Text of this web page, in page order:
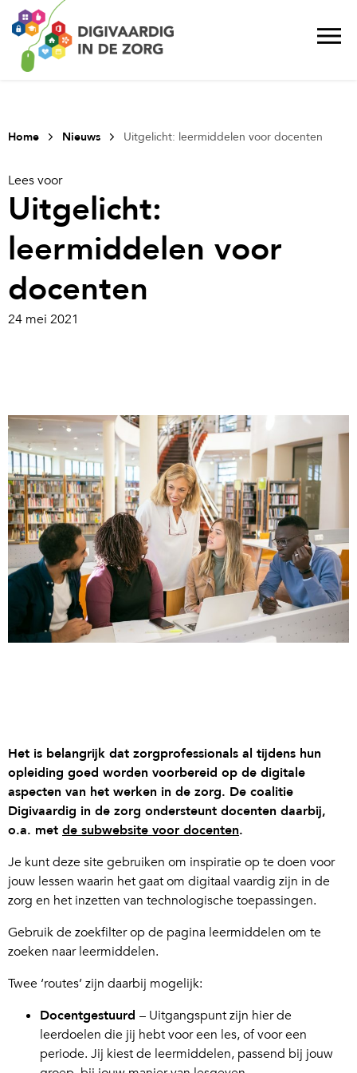
Home Nieuws Uitgelicht: leermiddelen voor docenten
Lees voor
Uitgelicht:
leermiddelen voor
docenten
24 mei 2021
Het is belangrijk dat zorgprofessionals al tijdens hun
opleiding goed worden voorbereid op de digitale
aspecten van het werken in de zorg. De coalitie
Digivaardig in de zorg ondersteunt docenten daarbij,
o.a. met de subwebsite voor docenten.
Je kunt deze site gebruiken om inspiratie op te doen voor
jouw lessen waarin het gaat om digitaal vaardig zijn in de
zorg en het inzetten van technologische toepassingen.
Gebruik de zoekfilter op de pagina leermiddelen om te
zoeken naar leermiddelen.
Twee ‘routes’ zijn daarbij mogelijk:
Docentgestuurd – Uitgangspunt zijn hier de
leerdoelen die jij hebt voor een les, of voor een
periode. Jij kiest de leermiddelen, passend bij jouw